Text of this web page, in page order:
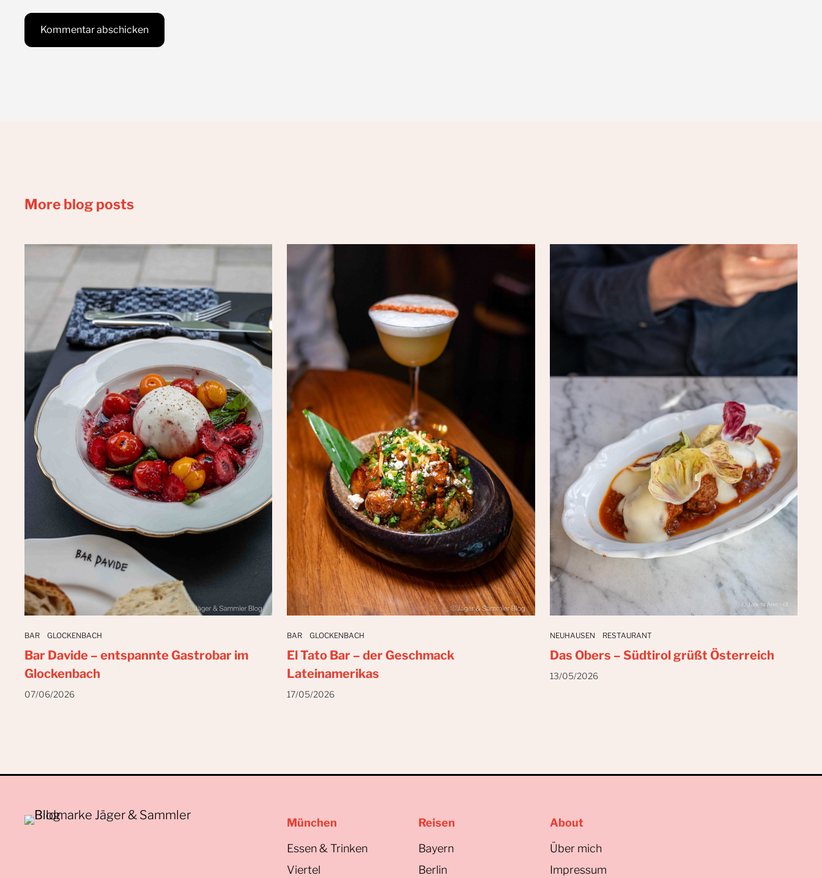
More blog posts
BAR GLOCKENBACH
Bar Davide – entspannte Gastrobar im
Glockenbach
07/06/2026
BAR GLOCKENBACH
El Tato Bar – der Geschmack
Lateinamerikas
17/05/2026
NEUHAUSEN RESTAURANT
Das Obers – Südtirol grüßt Österreich
13/05/2026
München
Essen & Trinken
Viertel
Reisen
Bayern
Berlin
About
Über mich
Impressum